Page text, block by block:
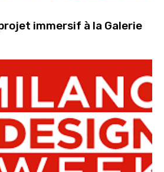
immersif à la Galerie